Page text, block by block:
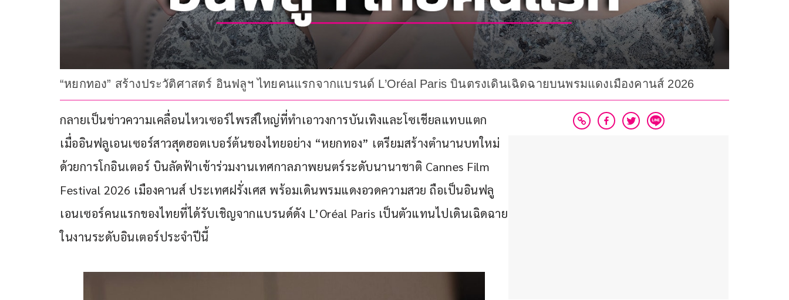
“หยกทอง” สร้างประวัติศาสตร์ อินฟลูฯ ไทยคนแรกจากแบรนด์ L’Oréal Paris บินตรงเดินเฉิดฉายบนพรมแดงเมืองคานส์ 2026
กลายเป็นข่าวความเคลื่อนไหวเซอร์ไพรส์ใหญ่ที่ทำเอาวงการบันเทิงและโซเชียลแทบแตก
เมื่ออินฟลูเอนเซอร์สาวสุดฮอตเบอร์ต้นของไทยอย่าง “หยกทอง” เตรียมสร้างตำนานบทใหม่
ด้วยการโกอินเตอร์ บินลัดฟ้าเข้าร่วมงานเทศกาลภาพยนตร์ระดับนานาชาติ Cannes Film
Festival 2026 เมืองคานส์ ประเทศฝรั่งเศส พร้อมเดินพรมแดงอวดความสวย ถือเป็นอินฟลู
เอนเซอร์คนแรกของไทยที่ได้รับเชิญจากแบรนด์ดัง L’Oréal Paris เป็นตัวแทนไปเดินเฉิดฉาย
ในงานระดับอินเตอร์ประจำปีนี้